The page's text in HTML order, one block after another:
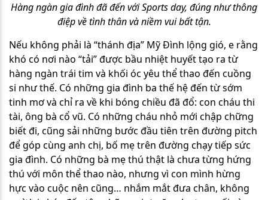
Hàng ngàn gia đình đã đến với Sports day, đúng như thông
điệp về tình thân và niềm vui bất tận.
Nếu không phải là “thánh địa” Mỹ Đình lộng gió, e rằng
khó có nơi nào “tải” được bầu nhiệt huyết tạo ra từ
hàng ngàn trái tim và khối óc yêu thể thao đến cuồng
si như thế. Có những gia đình ba thế hệ đến từ sớm
tinh mơ và chỉ ra về khi bóng chiều đã đổ: con cháu thi
tài, ông bà cổ vũ. Có những cháu nhỏ mới chập chững
biết đi, cũng sải những bước đầu tiên trên đường pitch
để góp cùng anh chị, bố mẹ trên đường chạy tiếp sức
gia đình. Có những bà mẹ thú thật là chưa từng hứng
thú với môn thể thao nào, nhưng vì con mình hừng
hực vào cuộc nên cũng… nhắm mắt đưa chân, không